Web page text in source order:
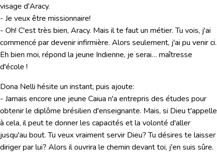
visage d'Aracy.
- Je veux être missionnaire!
- Oh! C'est très bien, Aracy. Mais il te faut un métier. Tu vois, j'ai
commencé par devenir infirmière. Alors seulement, j'ai pu venir ci.
Eh bien moi, répond la jeune Indienne, je serai… maîtresse
d'école !
Dona Nelli hésite un instant, puis ajoute:
- Jamais encore une jeune Caiua n'a entrepris des études pour
obtenir le diplôme brésilien d'enseignante. Mais, si Dieu t'appelle
à cela, il peut te donner les capacités et la volonté d'aller
jusqu'au bout. Tu veux vraiment servir Dieu? Tu désires te laisser
diriger par lui? Alors il ouvrira le chemin devant toi, j'en suis sûre.